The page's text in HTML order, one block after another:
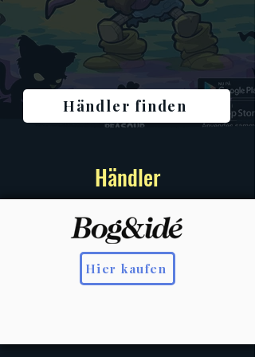
Händler finden
Händler
Hier kaufen